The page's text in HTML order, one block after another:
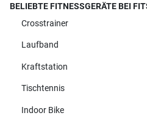
BELIEBTE FITNESSGERÄTE BEI
Crosstrainer
Laufband
Kraftstation
Tischtennis
Indoor Bike